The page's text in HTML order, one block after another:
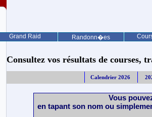
Grand Raid Randonn�es
Consultez vos résultats de courses,
Calendrier 2026
Vous
en tapant son nom ou